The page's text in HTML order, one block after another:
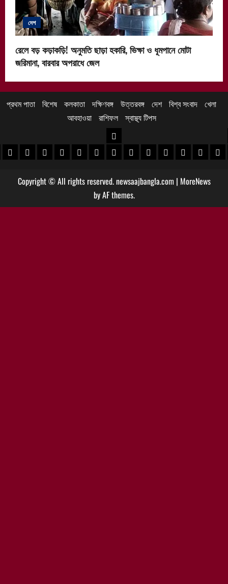
দেশ
রেলে বড় কড়াকড়ি! অনুমতি ছাড়া হকারি, ভিক্ষা ও ধূমপানে মোটা
জরিমানা, বারবার অপরাধে জেল
প্রথম পাতা বিশেষ কলকাতা দক্ষিণবঙ্গ উত্তরবঙ্গ দেশ বিশ্ব সংবাদ খেলা
আবহাওয়া
রাশিফল স্বাস্থ্য টিপস
খবর
খবর
পুরুলিয়া খবর
বাঁকুড়া খবরপশ্চিম বর্ধমান খবর
পূর্ব বর্ধমান খবর
বীরভূম খবরমুর্শিদাবাদ খবর
উত্তরবঙ্গ
কোচবিহার নিউজ
আলিপুরদুয়ার খবর
জলপাইগুড়ি খবর
শিলিগুড়ি খবর
উত্তরদক্ষিণ
Copyright © All rights reserved. newsaajbangla.com | MoreNews
by AF themes.